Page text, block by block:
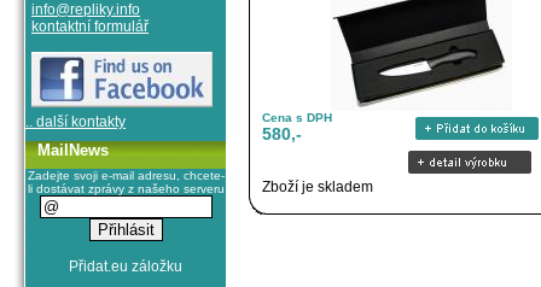
Cena s DPH
580,-
Zboží je skladem
info@repliky.info
kontaktní formulář
.. další kontakty
MailNews
Zadejte svoji e-mail adresu, chcete-
li dostávat zprávy z našeho serveru